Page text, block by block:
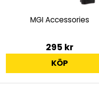
MGI Accessories
295 kr
KÖP